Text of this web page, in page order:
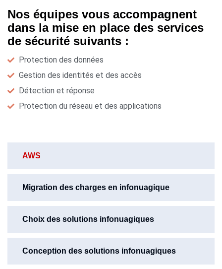
AWS
Migration des charges en infonuagique
Choix des solutions infonuagiques
Conception des solutions infonuagiques
Nos équipes vous accompagnent
dans la mise en place des services
de sécurité suivants :
Protection des données
Gestion des identités et des accès
Détection et réponse
Protection du réseau et des applications